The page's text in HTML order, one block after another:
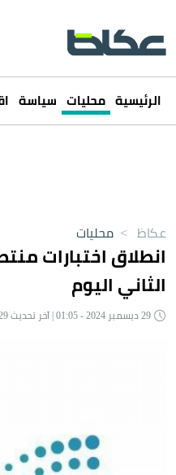
الرئيسية محليات سياسة
عكاظ > محليات
انطلاق اختبارات
الثاني اليوم